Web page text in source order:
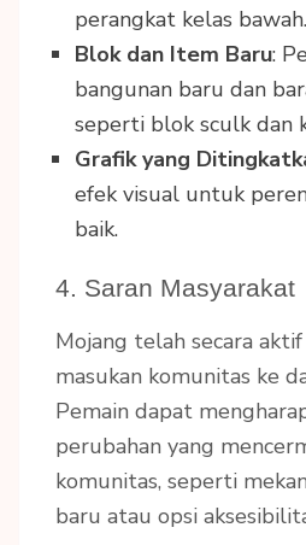
perangkat kelas bawah.
Blok dan Item Baru:
bangunan baru dan
seperti blok sculk dan
Grafik yang
efek visual untuk
baik.
4. Saran Masyarakat
Mojang telah secara
masukan komunitas ke
Pemain dapat
perubahan yang
komunitas, seperti
baru atau opsi